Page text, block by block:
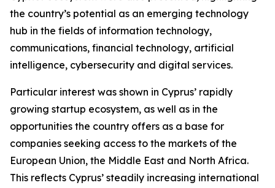
the country’s potential as an emerging technology
hub in the fields of information technology,
communications, financial technology, artificial
intelligence, cybersecurity and digital services.
Particular interest was shown in Cyprus’ rapidly
growing startup ecosystem, as well as in the
opportunities the country offers as a base for
companies seeking access to the markets of the
European Union, the Middle East and North Africa.
This reflects Cyprus’ steadily increasing international